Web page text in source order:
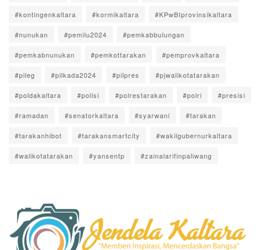
#kontingenkaltara #kormikaltara #KPwBIprovinsikaltara
#nunukan #pemilu2024 #pemkabbulungan
#pemkabnunukan #pemkottarakan #pemprovkaltara
#pileg #pilkada2024 #pilpres #pjwalikotatarakan
#poldakaltara #polisi #polrestarakan #polri #presisi
#ramadan #senatorkaltara #syarwani #tarakan
#tarakanhibot #tarakansmartcity #wakilgubernurkaltara
#walikotatarakan #yansentp #zainalarifinpaliwang